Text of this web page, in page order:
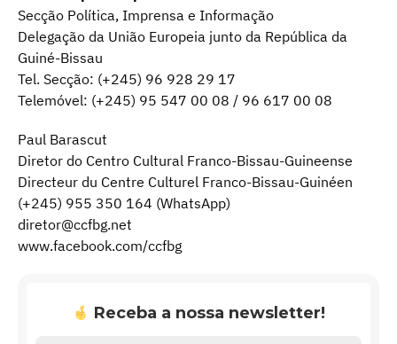
Secção Política, Imprensa e Informação
Delegação da União Europeia junto da República da
Guiné-Bissau
Tel. Secção: (+245) 96 928 29 17
Telemóvel: (+245) 95 547 00 08 / 96 617 00 08
Paul Barascut
Diretor do Centro Cultural Franco-Bissau-Guineense
Directeur du Centre Culturel Franco-Bissau-Guinéen
(+245) 955 350 164 (WhatsApp)
diretor@ccfbg.net
www.facebook.com/ccfbg
Receba a nossa newsletter!